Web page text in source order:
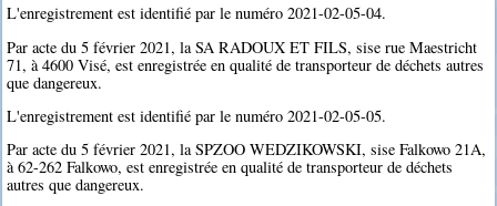
L'enregistrement est identifié par le numéro 2021-02-05-04.
Par acte du 5 février 2021, la SA RADOUX ET FILS, sise rue Maestricht
71, à 4600 Visé, est enregistrée en qualité de transporteur de déchets autres
que dangereux.
L'enregistrement est identifié par le numéro 2021-02-05-05.
Par acte du 5 février 2021, la SPZOO WEDZIKOWSKI, sise Falkowo 21A,
à 62-262 Falkowo, est enregistrée en qualité de transporteur de déchets
autres que dangereux.